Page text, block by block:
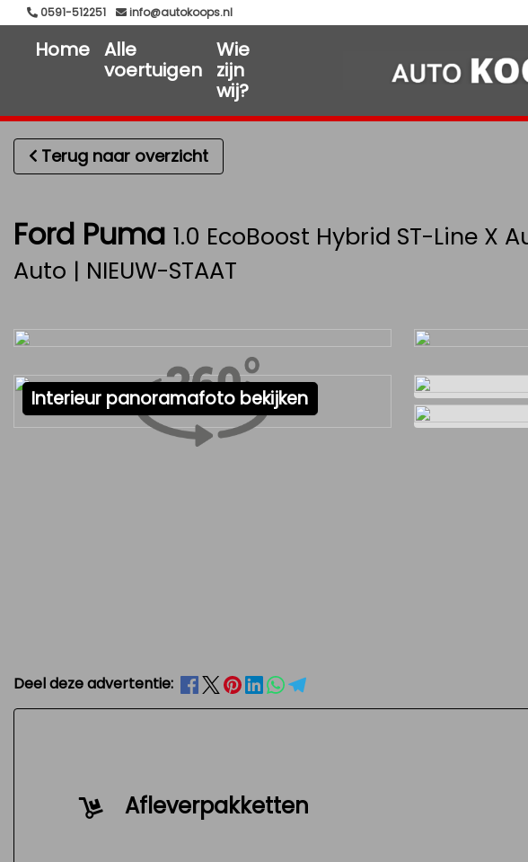
0591-512251 info@autokoops.nl
Home Alle
voertuigen
Wie
zijn
wij?
Terug naar overzicht
Ford Puma 1.0 EcoBoost Hybrid ST-Line
Auto | NIEUW-STAAT
Interieur panoramafoto bekijken
Deel deze advertentie:
Afleverpakketten